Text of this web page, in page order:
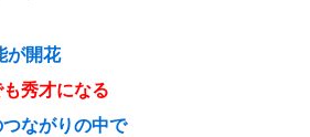
が開花
も秀才になる
つながりの中で